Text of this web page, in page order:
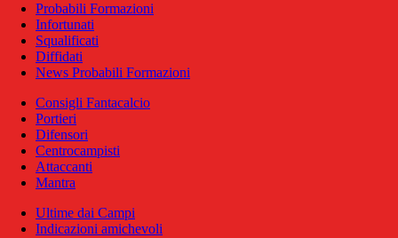
Probabili Formazioni
Infortunati
Squalificati
Diffidati
News Probabili Formazioni
Consigli Fantacalcio
Portieri
Difensori
Centrocampisti
Attaccanti
Mantra
Ultime dai Campi
Indicazioni amichevoli